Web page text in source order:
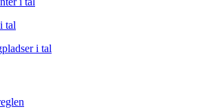
tal
i tal